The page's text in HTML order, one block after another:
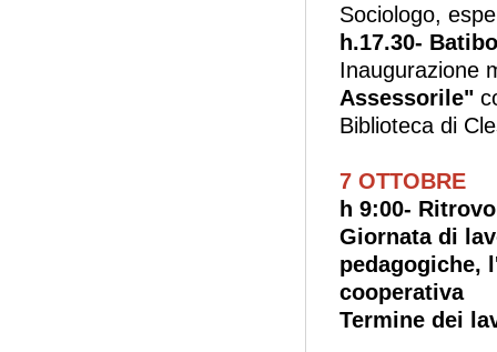
Sociologo,
h.17.30-
Inaugurazione
Assessorile"
Biblioteca di
7 OTTOBRE
h 9:00-
Giornata di
pedagogiche,
cooperativa
Termine dei